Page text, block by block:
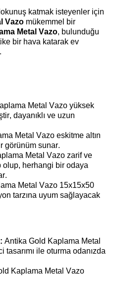
katmak isteyenler için
Vazo mükemmel bir
Metal Vazo, bulunduğu
bir hava katarak ev
Metal Vazo yüksek
dayanıklı ve uzun
Metal Vazo eskitme altın
görünüm sunar.
Metal Vazo zarif ve
olup, herhangi bir odaya
Metal Vazo 15x15x50
tarzına uyum sağlayacak
Antika Gold Kaplama Metal
tasarımı ile oturma odanızda
Kaplama Metal Vazo